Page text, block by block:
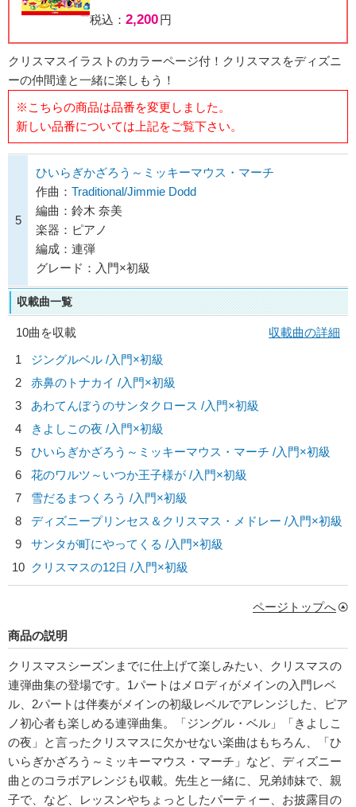
税込： 2,200円
クリスマスイラストのカラーページ付！クリスマスをディズニ
ーの仲間達と一緒に楽しもう！
※こちらの商品は品番を変更しました。
新しい品番については上記をご覧下さい。
5
ひいらぎかざろう～ミッキーマウス・マーチ
作曲： Traditional/Jimmie Dodd
編曲：鈴木 奈美
楽器：ピアノ
編成：連弾
グレード：入門×初級
収載曲一覧
10曲を収載
収載曲の詳細
1
ジングルベル /入門×初級
2
赤鼻のトナカイ /入門×初級
3
あわてんぼうのサンタクロース /入門×初級
4
きよしこの夜 /入門×初級
5
ひいらぎかざろう～ミッキーマウス・マーチ /入門×初級
6
花のワルツ～いつか王子様が /入門×初級
7
雪だるまつくろう /入門×初級
8
ディズニープリンセス＆クリスマス・メドレー /入門×初級
9
サンタが町にやってくる /入門×初級
10 クリスマスの12日 /入門×初級
ページトップへ
商品の説明
クリスマスシーズンまでに仕上げて楽しみたい、クリスマスの
連弾曲集の登場です。1パートはメロディがメインの入門レベ
ル、2パートは伴奏がメインの初級レベルでアレンジした、ピア
ノ初心者も楽しめる連弾曲集。「ジングル・ベル」「きよしこ
の夜」と言ったクリスマスに欠かせない楽曲はもちろん、「ひ
いらぎかざろう～ミッキーマウス・マーチ」など、ディズニー
曲とのコラボアレンジも収載。先生と一緒に、兄弟姉妹で、親
子で、など、レッスンやちょっとしたパーティー、お披露目の